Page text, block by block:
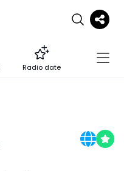
Radio date